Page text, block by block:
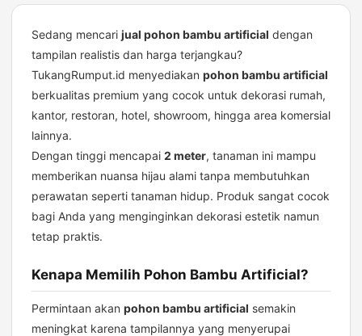
Murah
untuk
Dekorasi
Indoor
Outdoor
Sedang mencari jual pohon bambu artificial dengan
tampilan realistis dan harga terjangkau?
TukangRumput.id menyediakan pohon bambu artificial
berkualitas premium yang cocok untuk dekorasi rumah,
kantor, restoran, hotel, showroom, hingga area komersial
lainnya.
Dengan tinggi mencapai 2 meter, tanaman ini mampu
memberikan nuansa hijau alami tanpa membutuhkan
perawatan seperti tanaman hidup. Produk sangat cocok
bagi Anda yang menginginkan dekorasi estetik namun
tetap praktis.
Kenapa Memilih Pohon Bambu Artificial?
Permintaan akan pohon bambu artificial semakin
meningkat karena tampilannya yang menyerupai